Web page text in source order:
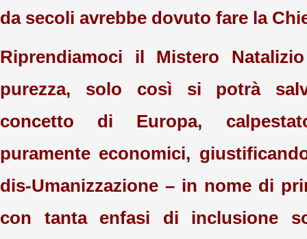
da secoli avrebbe dovuto fare la
Riprendiamoci il Mistero
purezza, solo così si potrà
concetto di Europa,
puramente economici,
dis-Umanizzazione – in nome di
con tanta enfasi di inclusione